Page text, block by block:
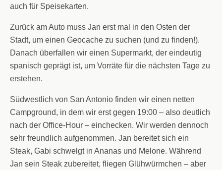
auch für Speisekarten.
Zurück am Auto muss Jan erst mal in den Osten der
Stadt, um einen Geocache zu suchen (und zu finden!).
Danach überfallen wir einen Supermarkt, der eindeutig
spanisch geprägt ist, um Vorräte für die nächsten Tage zu
erstehen.
Südwestlich von San Antonio finden wir einen netten
Campground, in dem wir erst gegen 19:00 – also deutlich
nach der Office-Hour – einchecken. Wir werden dennoch
sehr freundlich aufgenommen. Jan bereitet sich ein
Steak, Gabi schwelgt in Ananas und Melone. Während
Jan sein Steak zubereitet, fliegen Glühwürmchen – aber